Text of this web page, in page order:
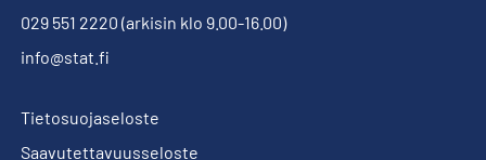
029 551 2220 (arkisin klo 9.00-16.00)
info@stat.fi
Tietosuojaseloste
Saavutettavuusseloste